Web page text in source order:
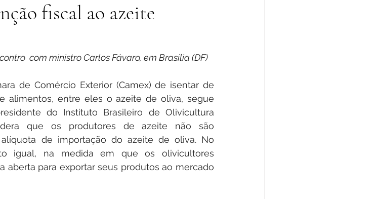
fiscal ao azeite
com ministro Carlos Fávaro, em Brasília (DF)
de Comércio Exterior (Camex) de isentar de
alimentos, entre eles o azeite de oliva, segue
do Instituto Brasileiro de Olivicultura
que os produtores de azeite não são
de importação do azeite de oliva. No
igual, na medida em que os olivicultores
aberta para exportar seus produtos ao mercado